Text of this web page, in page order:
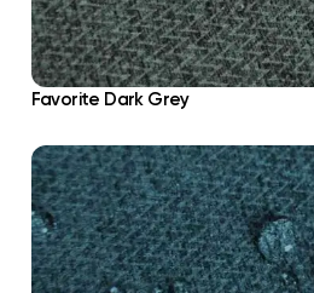
Favorite Dark Grey